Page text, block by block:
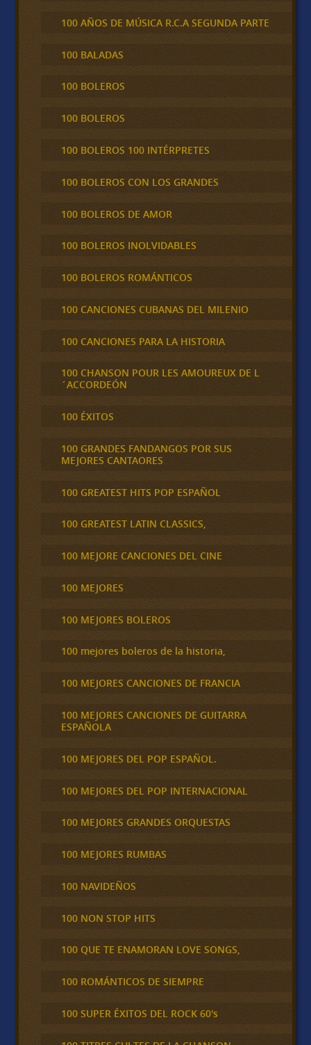
100 AÑOS DE MÚSICA R.C.A SEGUNDA PARTE
100 BALADAS
100 BOLEROS
100 BOLEROS
100 BOLEROS 100 INTÉRPRETES
100 BOLEROS CON LOS GRANDES
100 BOLEROS DE AMOR
100 BOLEROS INOLVIDABLES
100 BOLEROS ROMÁNTICOS
100 CANCIONES CUBANAS DEL MILENIO
100 CANCIONES PARA LA HISTORIA
100 CHANSON POUR LES AMOUREUX DE L
´ACCORDEÓN
100 ÉXITOS
100 GRANDES FANDANGOS POR SUS
MEJORES CANTAORES
100 GREATEST HITS POP ESPAÑOL
100 GREATEST LATIN CLASSICS,
100 MEJORE CANCIONES DEL CINE
100 MEJORES
100 MEJORES BOLEROS
100 mejores boleros de la historia,
100 MEJORES CANCIONES DE FRANCIA
100 MEJORES CANCIONES DE GUITARRA
ESPAÑOLA
100 MEJORES DEL POP ESPAÑOL.
100 MEJORES DEL POP INTERNACIONAL
100 MEJORES GRANDES ORQUESTAS
100 MEJORES RUMBAS
100 NAVIDEÑOS
100 NON STOP HITS
100 QUE TE ENAMORAN LOVE SONGS,
100 ROMÁNTICOS DE SIEMPRE
100 SUPER ÉXITOS DEL ROCK 60's